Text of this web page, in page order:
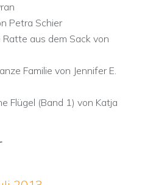
Petra Schier
aus dem Sack von
Familie von Jennifer E.
Flügel (Band 1) von Katja